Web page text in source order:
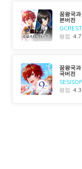
꿈왕국
본버전
평점:4.7
꿈왕국
국버전
평점:4.3